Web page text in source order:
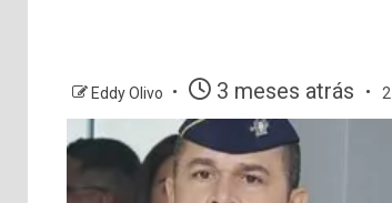
Eddy Olivo 3 meses atrás